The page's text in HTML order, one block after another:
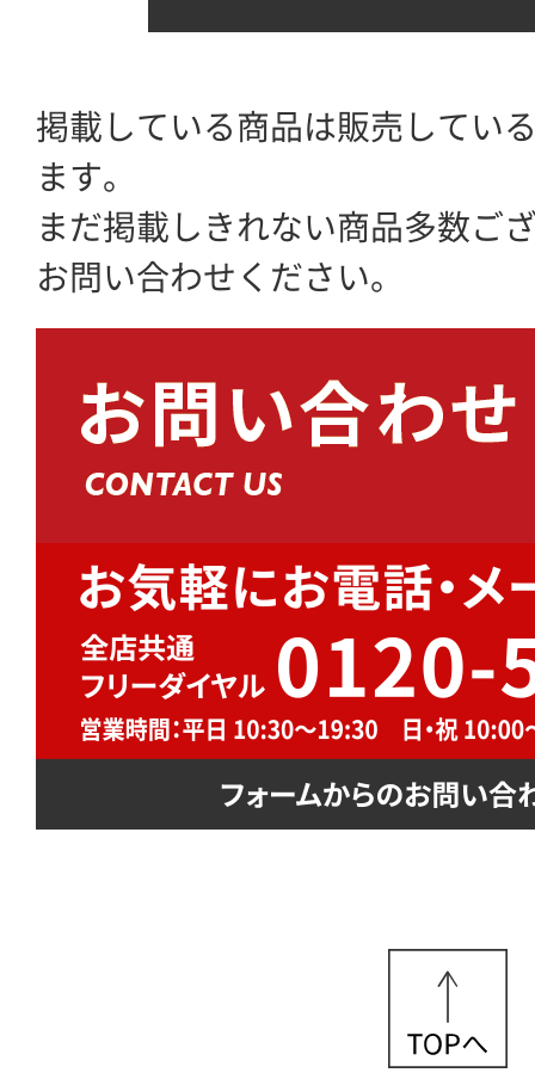
掲載している商品は販売してい
ます。
まだ掲載しきれない商品多数ご
お問い合わせください。